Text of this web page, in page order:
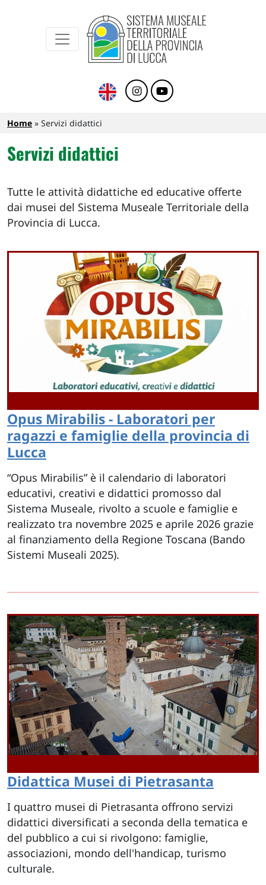
Sistema Museale Territoriale della
Briciole di pane
Home Servizi didattici
Servizi didattici
Tutte le attività didattiche ed educative offerte
dai musei del Sistema Museale Territoriale della
Provincia di Lucca.
Opus Mirabilis - Laboratori per
ragazzi e famiglie della provincia di
Lucca
“Opus Mirabilis” è il calendario di laboratori
educativi, creativi e didattici promosso dal
Sistema Museale, rivolto a scuole e famiglie e
realizzato tra novembre 2025 e aprile 2026 grazie
al finanziamento della Regione Toscana (Bando
Sistemi Museali 2025).
Didattica Musei di Pietrasanta
I quattro musei di Pietrasanta offrono servizi
didattici diversificati a seconda della tematica e
del pubblico a cui si rivolgono: famiglie,
associazioni, mondo dell'handicap, turismo
culturale.